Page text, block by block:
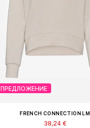
ПРЕДЛОЖЕНИЕ
FRENCH CONNECTION LM
38,24 €